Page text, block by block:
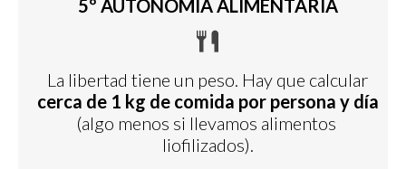
5º AUTONOMÍA ALIMENTARIA
La libertad tiene un peso. Hay que calcular
cerca de 1 kg de comida por persona y día
(algo menos si llevamos alimentos
liofilizados).